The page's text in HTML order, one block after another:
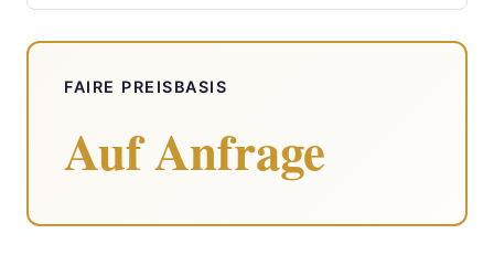
FAIRE PREISBASIS
Auf Anfrage